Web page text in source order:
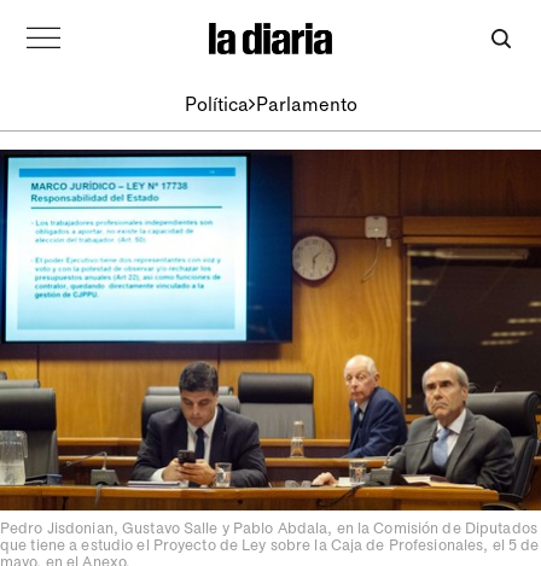
Política Parlamento
Pedro Jisdonian, Gustavo Salle y Pablo Abdala, en la Comisión de Diputados
que tiene a estudio el Proyecto de Ley sobre la Caja de Profesionales, el 5 de
mayo, en el Anexo.